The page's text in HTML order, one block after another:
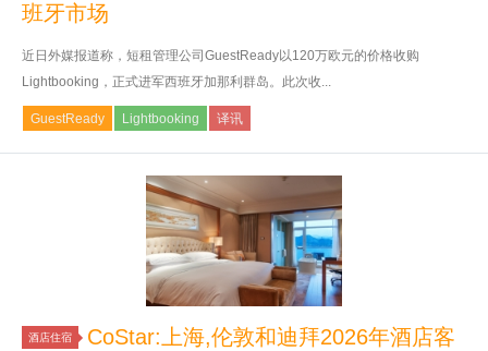
班牙市场
近日外媒报道称，短租管理公司GuestReady以120万欧元的价格收购
Lightbooking，正式进军西班牙加那利群岛。此次收...
GuestReady Lightbooking 译讯
酒店住宿
CoStar:上海,伦敦和迪拜2026年酒店客